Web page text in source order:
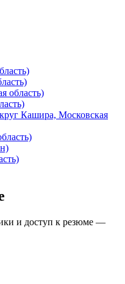
область)
Кашира, Московская
и доступ к резюме —